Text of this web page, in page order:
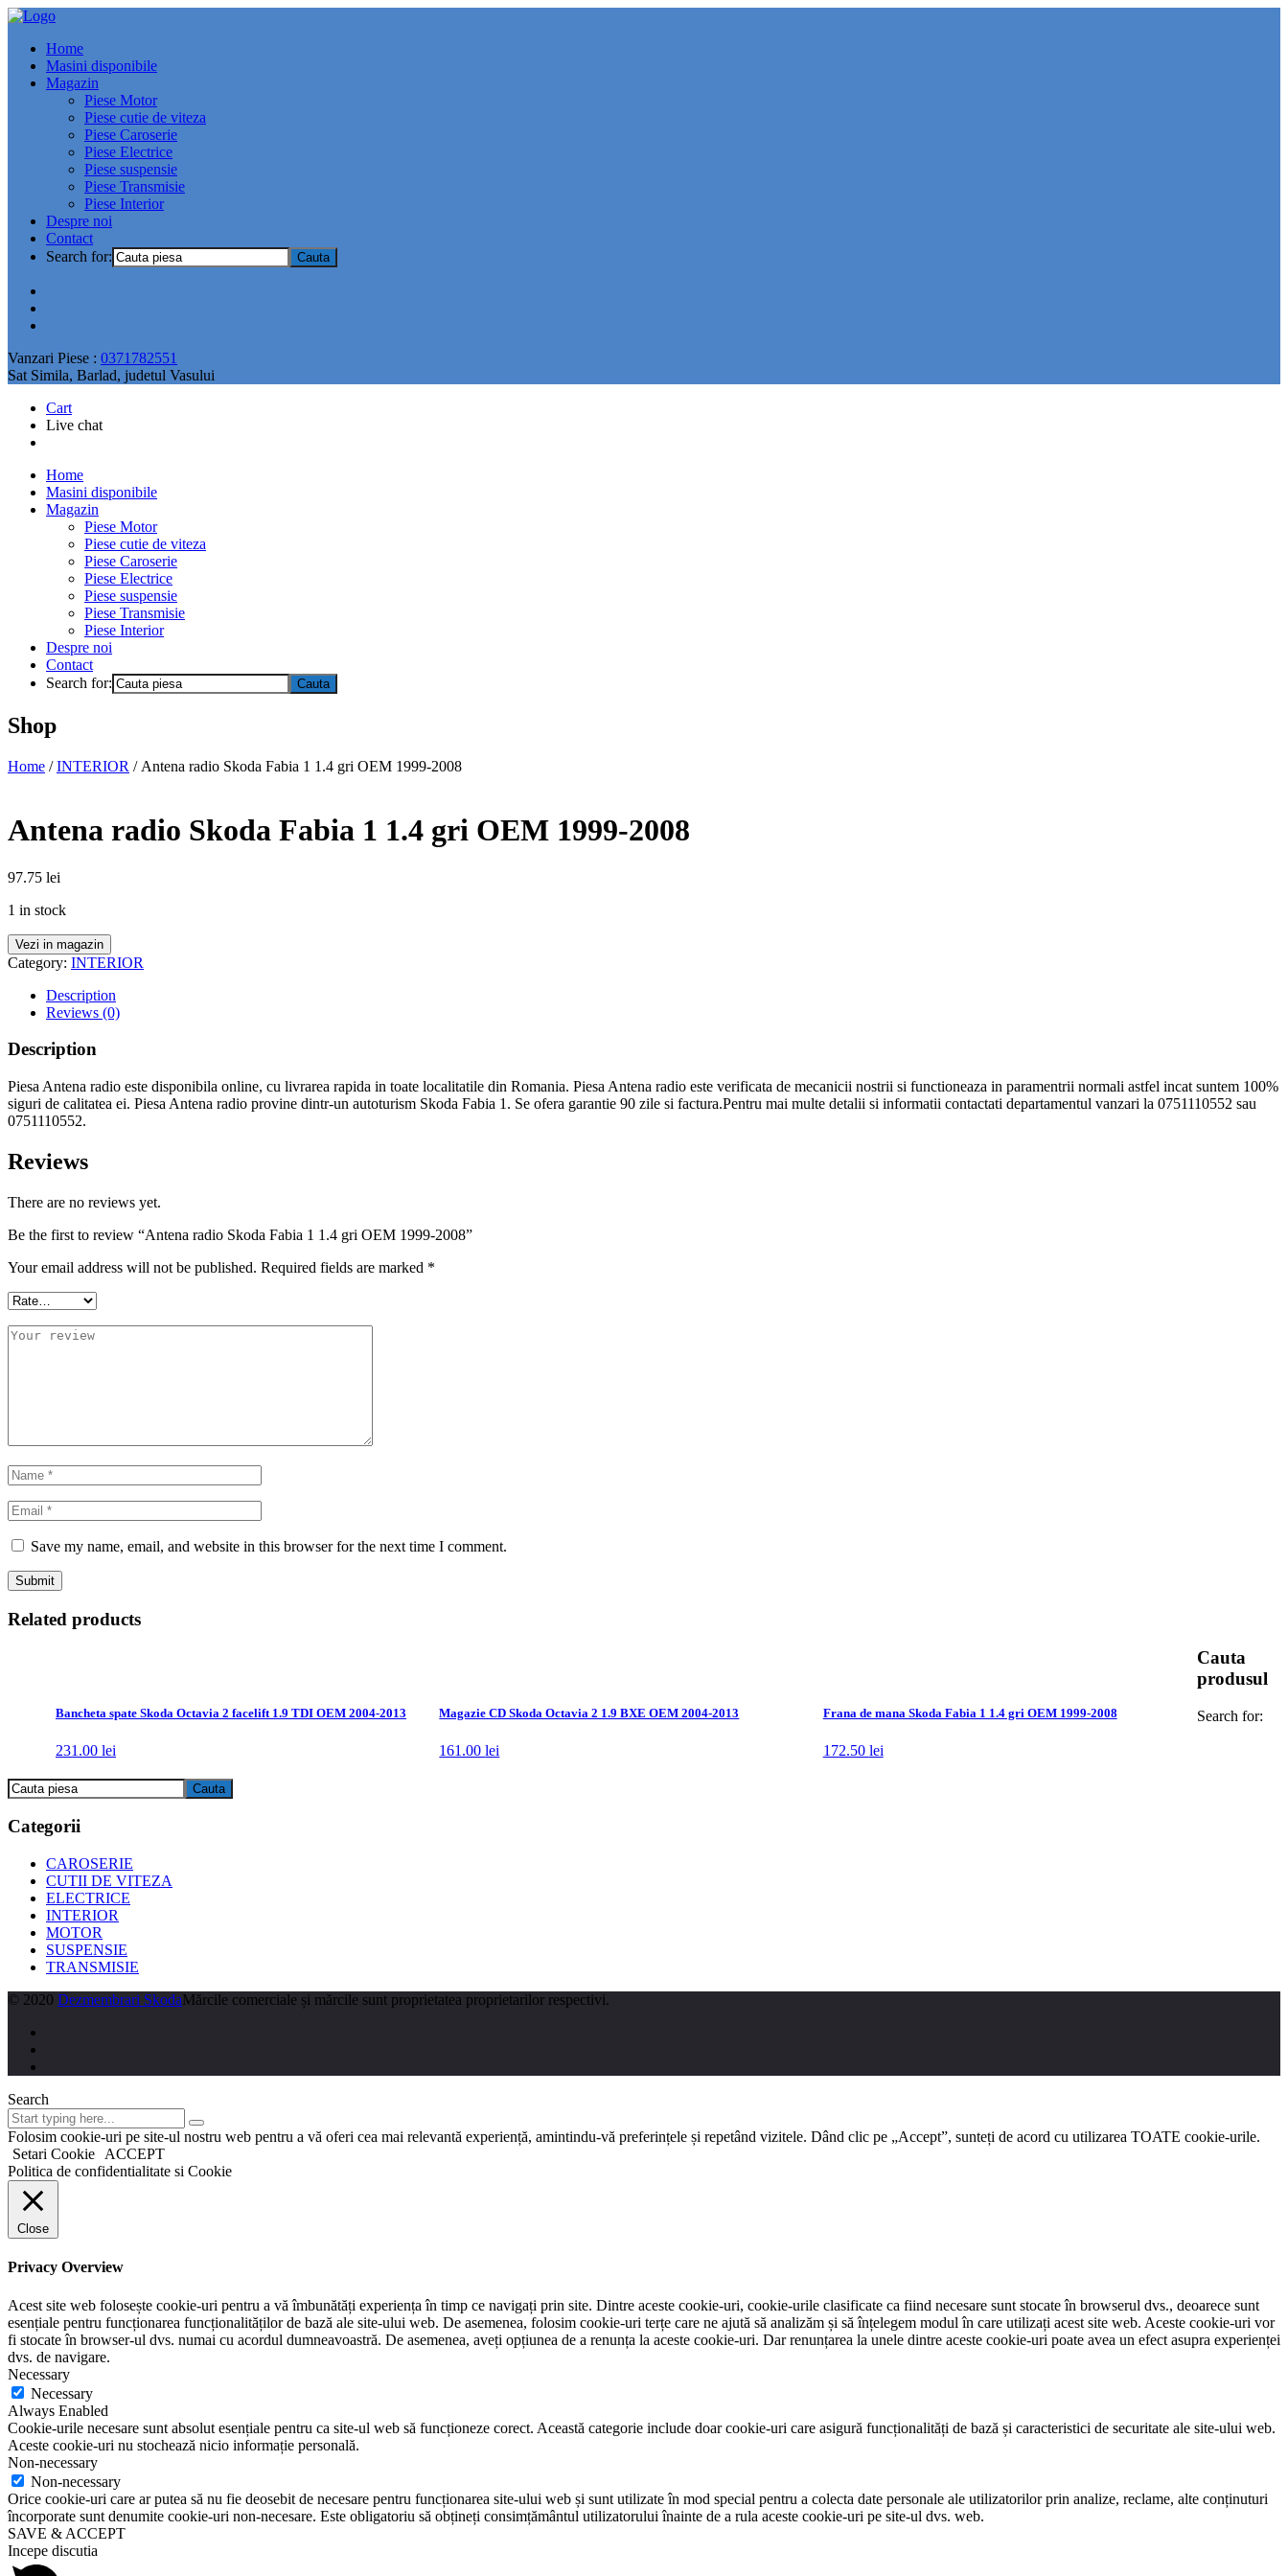
Home
Masini disponibile
Magazin
Piese Motor
Piese cutie de viteza
Piese Caroserie
Piese Electrice
Piese suspensie
Piese Transmisie
Piese Interior
Despre noi
Contact
Search for:
Vanzari Piese : 0371782551
Sat Simila, Barlad, judetul Vasului
Cart
Live chat
Home
Masini disponibile
Magazin
Piese Motor
Piese cutie de viteza
Piese Caroserie
Piese Electrice
Piese suspensie
Piese Transmisie
Piese Interior
Despre noi
Contact
Search for:
Shop
Home /INTERIOR / Antena radio Skoda Fabia 1 1.4 gri OEM 1999-2008
Antena radio Skoda Fabia 1 1.4 gri OEM 1999-2008
97.75 lei
1 in stock
Vezi in magazin
Category: INTERIOR
Description
Reviews (0)
Description
Piesa Antena radio este disponibila online, cu livrarea rapida in toate localitatile din Romania. Piesa Antena radio este verificata de mecanicii nostrii si functioneaza in paramentrii normali astfel incat suntem 100%
siguri de calitatea ei. Piesa Antena radio provine dintr-un autoturism Skoda Fabia 1. Se ofera garantie 90 zile si factura.Pentru mai multe detalii si informatii contactati departamentul vanzari la 0751110552 sau
0751110552.
Reviews
There are no reviews yet.
Be the first to review “Antena radio Skoda Fabia 1 1.4 gri OEM 1999-2008”
Your email address will not be published. Required fields are marked *
Save my name, email, and website in this browser for the next time I comment.
Related products
Bancheta spate Skoda Octavia 2 facelift 1.9 TDI OEM 2004-2013
231.00 lei
Magazie CD Skoda Octavia 2 1.9 BXE OEM 2004-2013
161.00lei
Frana de mana Skoda Fabia 1 1.4 gri OEM 1999-2008
172.50 lei
Cauta
produsul
Search for:
Categorii
CAROSERIE
CUTII DE VITEZA
ELECTRICE
INTERIOR
MOTOR
SUSPENSIE
TRANSMISIE
© 2020 Dezmembrari SkodaMărcile comerciale și mărcile sunt proprietatea proprietarilor respectivi.
Search
Folosim cookie-uri pe site-ul nostru web pentru a vă oferi cea mai relevantă experiență, amintindu-vă preferințele și repetând vizitele. Dând clic pe „Accept”, sunteți de acord cu utilizarea TOATE cookie-urile.
Setari Cookie
ACCEPT
Politica de confidentialitate si Cookie
Close
Privacy Overview
Acest site web folosește cookie-uri pentru a vă îmbunătăți experiența în timp ce navigați prin site. Dintre aceste cookie-uri, cookie-urile clasificate ca fiind necesare sunt stocate în browserul dvs., deoarece sunt
esențiale pentru funcționarea funcționalităților de bază ale site-ului web. De asemenea, folosim cookie-uri terțe care ne ajută să analizăm și să înțelegem modul în care utilizați acest site web. Aceste cookie-uri vor
fi stocate în browser-ul dvs. numai cu acordul dumneavoastră. De asemenea, aveți opțiunea de a renunța la aceste cookie-uri. Dar renunțarea la unele dintre aceste cookie-uri poate avea un efect asupra experienței
dvs. de navigare.
Necessary
Necessary
Always Enabled
Cookie-urile necesare sunt absolut esențiale pentru ca site-ul web să funcționeze corect. Această categorie include doar cookie-uri care asigură funcționalități de bază și caracteristici de securitate ale site-ului web.
Aceste cookie-uri nu stochează nicio informație personală.
Non-necessary
Non-necessary
Orice cookie-uri care ar putea să nu fie deosebit de necesare pentru funcționarea site-ului web și sunt utilizate în mod special pentru a colecta date personale ale utilizatorilor prin analize, reclame, alte conținuturi
încorporate sunt denumite cookie-uri non-necesare. Este obligatoriu să obțineți consimțământul utilizatorului înainte de a rula aceste cookie-uri pe site-ul dvs. web.
SAVE & ACCEPT
Incepe discutia